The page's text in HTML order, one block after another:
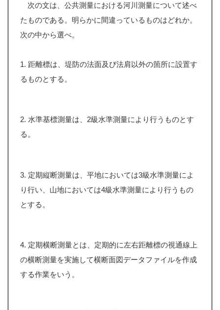
次の文は、公共測量における河川測量について述べ
たものである。明らかに間違っているものはどれか。
次の中から選べ。
1. 距離標は、堤防の法面及び法肩以外の箇所に設置す
るものとする。
2. 水準基標測量は、2級水準測量により行うものとす
る。
3. 定期縦断測量は、平地においては3級水準測量によ
り行い、山地においては4級水準測量により行うもの
とする。
4. 定期横断測量とは、定期的に左右距離標の視通線上
の横断測量を実施して横断面図データファイルを作成
する作業をいう。